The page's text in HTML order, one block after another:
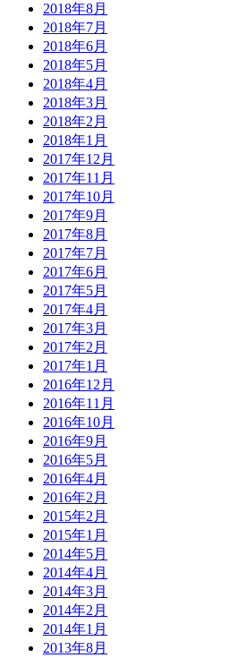
2018年8月
2018年7月
2018年6月
2018年5月
2018年4月
2018年3月
2018年2月
2018年1月
2017年12月
2017年11月
2017年10月
2017年9月
2017年8月
2017年7月
2017年6月
2017年5月
2017年4月
2017年3月
2017年2月
2017年1月
2016年12月
2016年11月
2016年10月
2016年9月
2016年5月
2016年4月
2016年2月
2015年2月
2015年1月
2014年5月
2014年4月
2014年3月
2014年2月
2014年1月
2013年8月